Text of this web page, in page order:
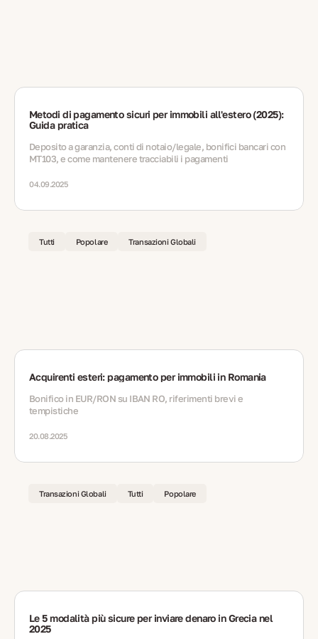
Metodi di pagamento sicuri per immobili all'estero (2025):
Guida pratica
Deposito a garanzia, conti di notaio/legale, bonifici bancari con
MT103, e come mantenere tracciabili i pagamenti
04.09.2025
Tutti Popolare Transazioni Globali
Acquirenti esteri: pagamento per immobili in Romania
Bonifico in EUR/RON su IBAN RO, riferimenti brevi e
tempistiche
20.08.2025
Transazioni Globali Tutti Popolare
Le 5 modalità più sicure per inviare denaro in Grecia nel
2025